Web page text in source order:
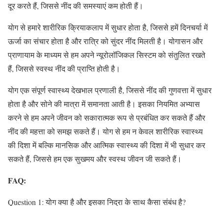
दूर करते हैं, जिससे नींद की समस्याएं कम होती हैं।
योग से हमारे शारीरिक क्रियाकलाप में सुधार होता है, जिससे हमें दिनचर्या में
ऊर्जा का संचार होता है और रात्रि को सुंदर नींद मिलती है। योगासन और
प्राणायाम के माध्यम से हम अपने न्यूरोलॉजिकल सिस्टम को संतुलित रखते
हैं, जिससे स्वस्थ नींद की प्राप्ति होती है।
योग एक संपूर्ण स्वास्थ्य देखभाल प्रणाली है, जिससे नींद की गुणवत्ता में सुधार
होता है और सोने की मात्रा में समानता आती है। इसका नियमित अभ्यास
करने से हम अपने जीवन को सकारात्मक रूप से प्रबंधित कर सकते हैं और
नींद की महत्ता को समझ सकते हैं। योग से हम न केवल शारीरिक स्वास्थ्य
की दिशा में बल्कि मानसिक और आत्मिक स्वास्थ्य की दिशा में भी सुधार कर
सकते हैं, जिससे हम एक सुखमय और स्वस्थ जीवन जी सकते हैं।
FAQ:
Question 1: योग क्या है और इसका निद्रा के साथ कैसा संबंध है?